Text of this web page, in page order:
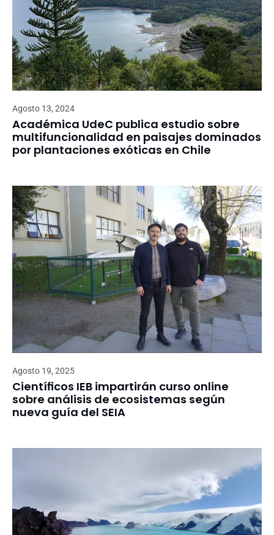
Agosto 13, 2024
Académica UdeC publica estudio sobre
multifuncionalidad en paisajes dominados
por plantaciones exóticas en Chile
Agosto 19, 2025
Científicos IEB impartirán curso online
sobre análisis de ecosistemas según
nueva guía del SEIA